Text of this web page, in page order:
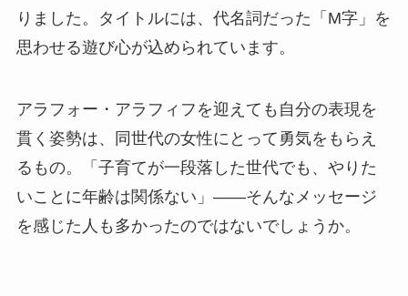
りました。タイトルには、代名詞だった「M字」を
思わせる遊び心が込められています。
アラフォー・アラフィフを迎えても自分の表現を
貫く姿勢は、同世代の女性にとって勇気をもらえ
るもの。「子育てが一段落した世代でも、やりた
いことに年齢は関係ない」——そんなメッセージ
を感じた人も多かったのではないでしょうか。